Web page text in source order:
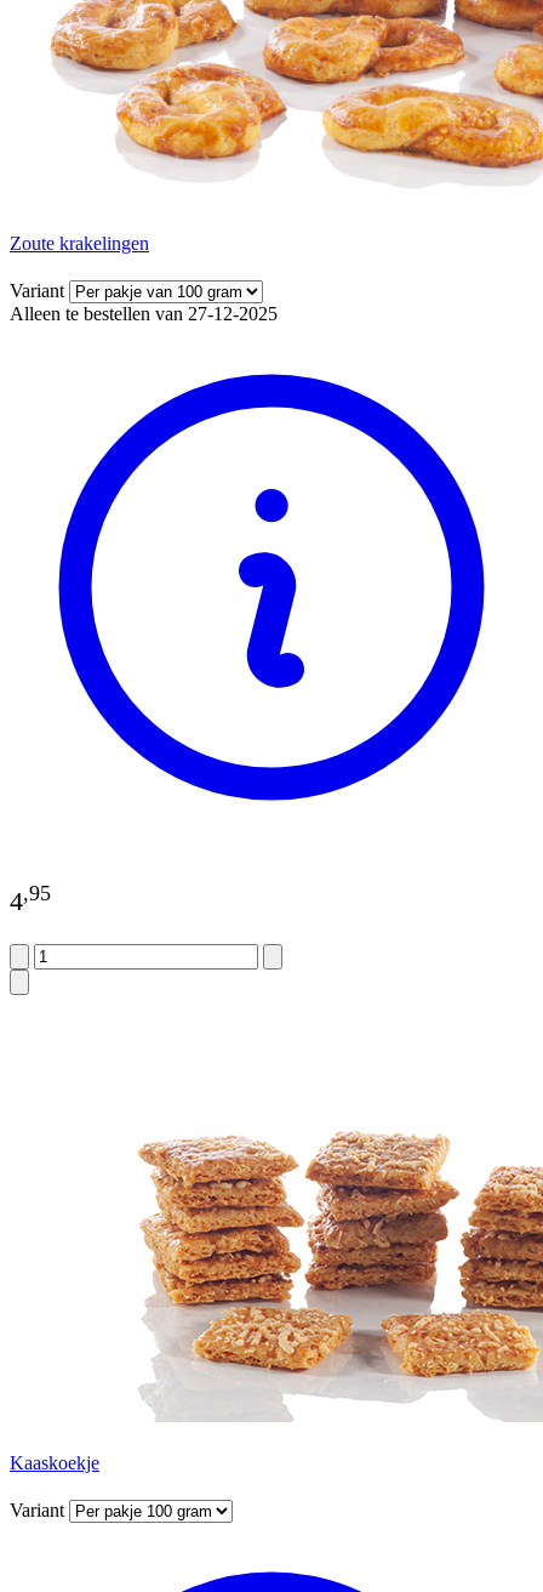
Zoute krakelingen
Variant
Alleen te bestellen van 27-12-2025
4,95
Kaaskoekje
Variant